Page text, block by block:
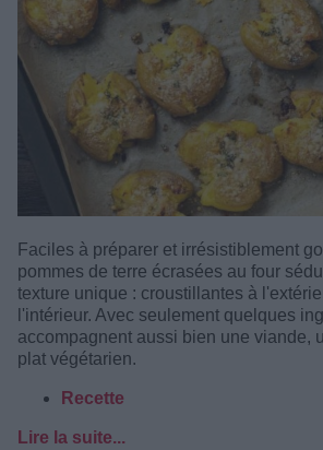
Faciles à préparer et irrésistiblement
pommes de terre écrasées au four
texture unique : croustillantes à
l'intérieur. Avec seulement quelques
accompagnent aussi bien une viande,
plat végétarien.
Recette
Lire la suite...